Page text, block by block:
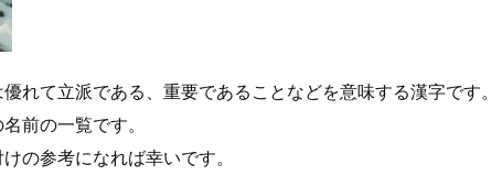
れて立派である、重要であることなどを意味する漢字です。
前の一覧です。
の参考になれば幸いです。